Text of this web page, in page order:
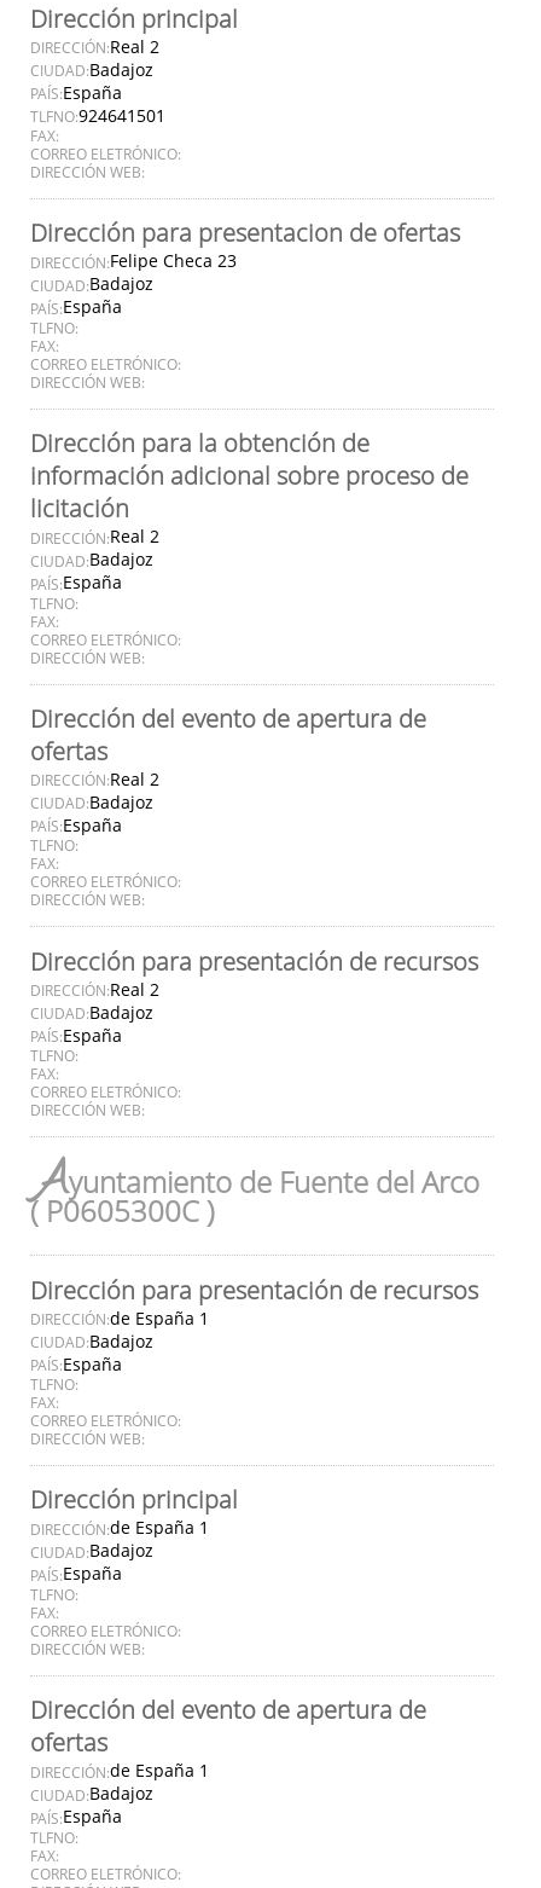
Dirección principal
DIRECCIÓN:Real 2
CIUDAD:Badajoz
PAÍS:España
TLFNO:924641501
FAX:
CORREO ELETRÓNICO:
DIRECCIÓN WEB:
Dirección para presentacion de ofertas
DIRECCIÓN:Felipe Checa 23
CIUDAD:Badajoz
PAÍS:España
TLFNO:
FAX:
CORREO ELETRÓNICO:
DIRECCIÓN WEB:
Dirección para la obtención de
información adicional sobre proceso de
licitación
DIRECCIÓN:Real 2
CIUDAD:Badajoz
PAÍS:España
TLFNO:
FAX:
CORREO ELETRÓNICO:
DIRECCIÓN WEB:
Dirección del evento de apertura de
ofertas
DIRECCIÓN:Real 2
CIUDAD:Badajoz
PAÍS:España
TLFNO:
FAX:
CORREO ELETRÓNICO:
DIRECCIÓN WEB:
Dirección para presentación de recursos
DIRECCIÓN:Real 2
CIUDAD:Badajoz
PAÍS:España
TLFNO:
FAX:
CORREO ELETRÓNICO:
DIRECCIÓN WEB:
Ayuntamiento de Fuente del Arco
( P0605300C )
Dirección para presentación de recursos
DIRECCIÓN:de España 1
CIUDAD:Badajoz
PAÍS:España
TLFNO:
FAX:
CORREO ELETRÓNICO:
DIRECCIÓN WEB:
Dirección principal
DIRECCIÓN:de España 1
CIUDAD:Badajoz
PAÍS:España
TLFNO:
FAX:
CORREO ELETRÓNICO:
DIRECCIÓN WEB:
Dirección del evento de apertura de
ofertas
DIRECCIÓN:de España 1
CIUDAD:Badajoz
PAÍS:España
TLFNO:
FAX:
CORREO ELETRÓNICO: